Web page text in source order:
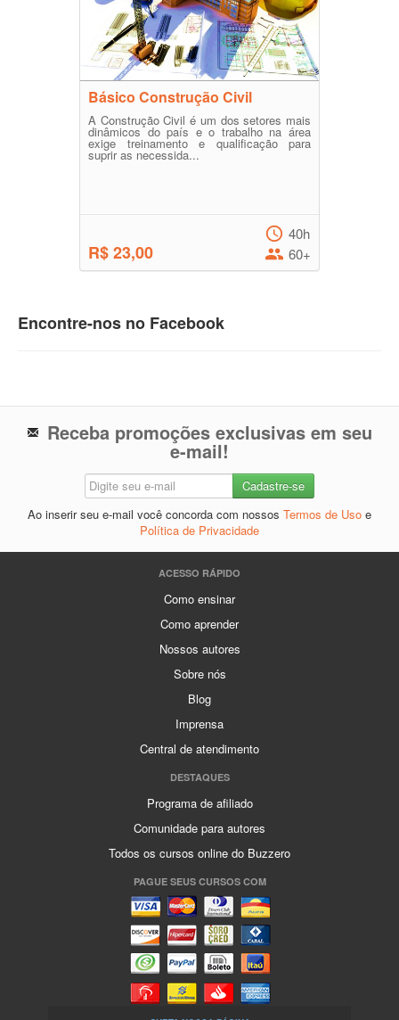
Básico Construção Civil
A Construção Civil é um dos setores mais
dinâmicos do país e o trabalho na área
exige treinamento e qualificação para
suprir as necessida...
R$ 23,00
40h
60+
Encontre-nos no Facebook
Receba promoções exclusivas em seu
e-mail!
Ao inserir seu e-mail você concorda com nossos Termos de Uso e
Política de Privacidade
ACESSO RÁPIDO
Como ensinar
Como aprender
Nossos autores
Sobre nós
Blog
Imprensa
Central de atendimento
DESTAQUES
Programa de afiliado
Comunidade para autores
Todos os cursos online do Buzzero
PAGUE SEUS CURSOS COM